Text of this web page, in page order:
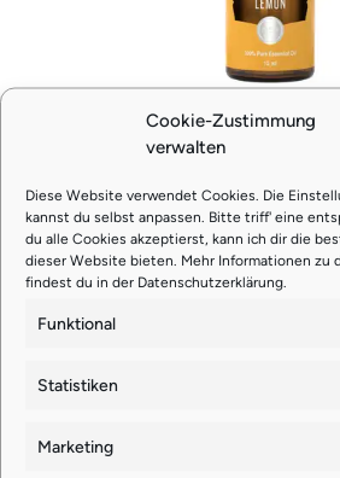
Cookie-Zustimmung
verwalten
Diese Website verwendet Cookies. Die
kannst du selbst anpassen. Bitte triff' eine
du alle Cookies akzeptierst, kann ich dir die
dieser Website bieten. Mehr Informationen zu
findest du in der Datenschutzerklärung
Funktional
Statistiken
Marketing
Zitronenöl (Lemon)
€18,93
zzgl. Versand